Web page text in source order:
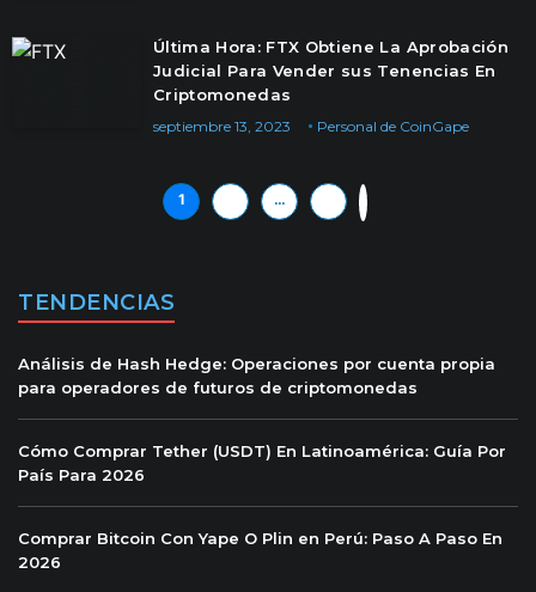
Última Hora: FTX Obtiene La Aprobación
Judicial Para Vender sus Tenencias En
Criptomonedas
Personal de CoinGape
septiembre 13, 2023
1 … »
TENDENCIAS
Análisis de Hash Hedge: Operaciones por cuenta propia
para operadores de futuros de criptomonedas
Cómo Comprar Tether (USDT) En Latinoamérica: Guía Por
País Para 2026
Comprar Bitcoin Con Yape O Plin en Perú: Paso A Paso En
2026